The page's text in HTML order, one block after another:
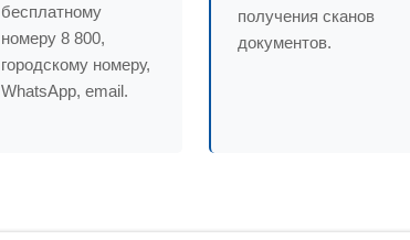
бесплатному
номеру 8 800,
городскому номеру,
WhatsApp, email.
получения сканов
документов.